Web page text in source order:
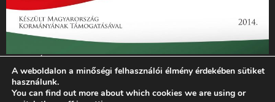
„Az Új Ember katolikus hetilap 2014. évi működésének
támogatását az EGYH-KCP-14-P-0121 sz. támogatási
szerződés keretében 3 000 000 Ft összegben támogatta az
A weboldalon a minőségi felhasználói élmény érdekében sütiket
használunk.
You can find out more about which cookies we are using or